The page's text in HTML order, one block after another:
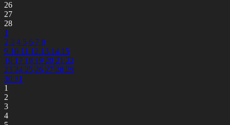
26
27
28
1
2 3 4 5 6 7 8
9 10 11 12 13 14 15
16 17 18 19 20 21 22
23 24 25 26 27 28 29
30 31
1
2
3
4